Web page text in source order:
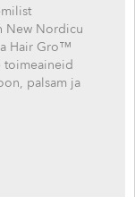
New Nordicu
Hair Gro™
toimeaineid
palsam ja